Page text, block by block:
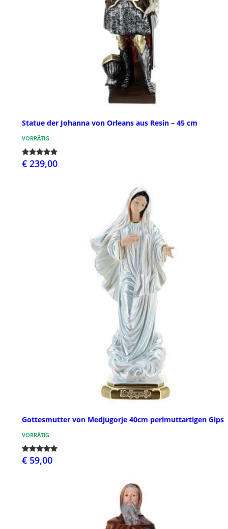
Statue der Johanna von Orleans aus Resin – 45 cm
VORRÄTIG
€ 239,00
Gottesmutter von Medjugorje 40cm perlmuttartigen Gips
VORRÄTIG
€ 59,00